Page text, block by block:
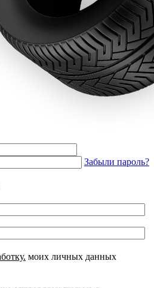
Забыли пароль?
моих личных данных